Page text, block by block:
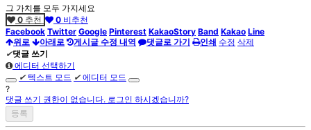
그 가치를 모두 가지세요
0 추천 0 비추천
Facebook Twitter Google Pinterest KakaoStory Band Kakao Line
위로
아래로 게시글 수정 내역 댓글로 가기 인쇄 수정 삭제
✔댓글 쓰기
에디터 선택하기
✔ 텍스트 모드 ✔에디터 모드
?
댓글 쓰기 권한이 없습니다. 로그인 하시겠습니까?